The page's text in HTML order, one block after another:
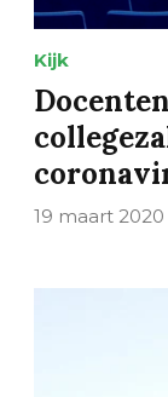
Kijk
19 maart 2020